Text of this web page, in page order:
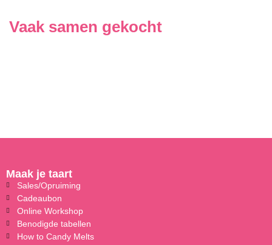
Vaak samen gekocht
Maak je taart
Sales/Opruiming
Cadeaubon
Online Workshop
Benodigde tabellen
How to Candy Melts